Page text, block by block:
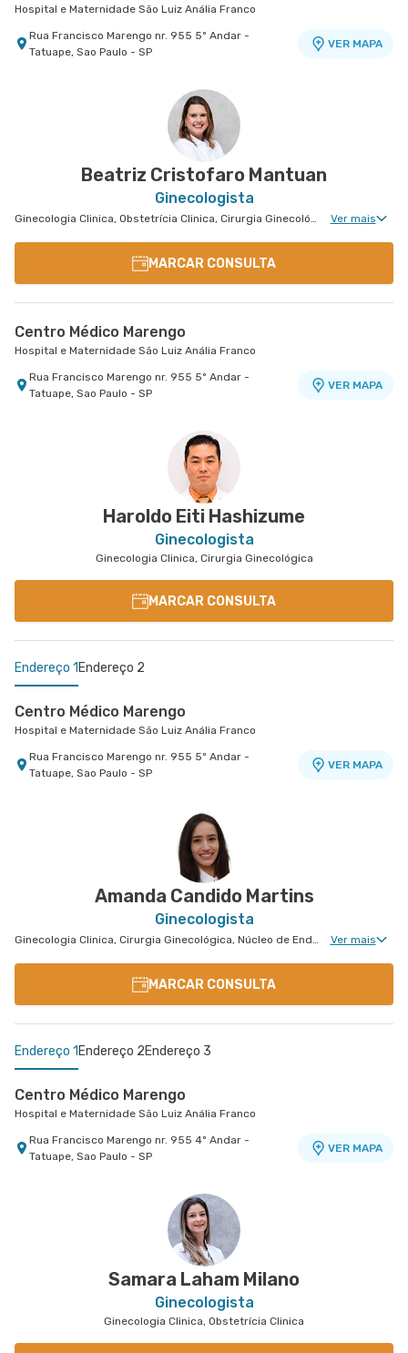
Hospital e Maternidade São Luiz Anália Franco
Rua Francisco Marengo nr. 955 5º Andar -
Tatuape, Sao Paulo - SP
VER MAPA
Beatriz Cristofaro Mantuan
Ginecologista
Ginecologia Clinica, Obstetrícia Clinica, Cirurgia Ginecológica, Reprodução Humana, Ginecologia Videohisteroscopia Ver mais
MARCAR CONSULTA
Centro Médico Marengo
Hospital e Maternidade São Luiz Anália Franco
Rua Francisco Marengo nr. 955 5º Andar -
Tatuape, Sao Paulo - SP
VER MAPA
Haroldo Eiti Hashizume
Ginecologista
Ginecologia Clinica, Cirurgia Ginecológica
MARCAR CONSULTA
Endereço 1 Endereço 2
Centro Médico Marengo
Hospital e Maternidade São Luiz Anália Franco
Rua Francisco Marengo nr. 955 5º Andar -
Tatuape, Sao Paulo - SP
VER MAPA
Avenida Tiradentes nr. 1803 Centro Médico 11°
Andar - Jardim Guarulhos, Guarulhos - SP
Amanda Candido Martins
Ginecologista
Ginecologia Clinica, Cirurgia Ginecológica, Núcleo de Endometriose, Miomatose Uterina(Miomas), Ginecologia Videohisteroscopia Ver mais
MARCAR CONSULTA
Endereço 1 Endereço 2Endereço 3
Centro Médico Marengo
Hospital e Maternidade São Luiz Anália Franco
Rua Francisco Marengo nr. 955 4º Andar -
Tatuape, Sao Paulo - SP
VER MAPA
Rua do Oratorio nr. 1369 - Mooca, Sao Paulo - SP
Hospital e Maternidade São Luiz São Caetano
Alameda Caulim nr. 115 1° Andar - Ceramica, Sao
Samara Laham Milano
Ginecologista
Ginecologia Clinica, Obstetrícia Clinica